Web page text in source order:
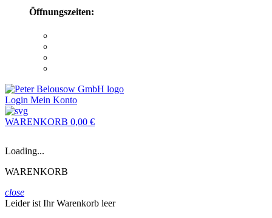
Öffnungszeiten:
Login Mein Konto
WARENKORB 0,00 €
Loading...
WARENKORB
close
Leider ist Ihr Warenkorb leer